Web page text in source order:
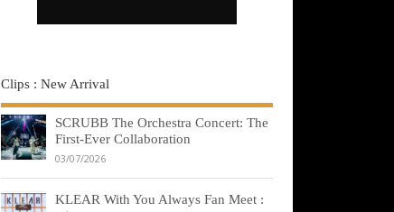
Clips : New Arrival
SCRUBB The Orchestra Concert: The
First-Ever Collaboration
03/07/2026
KLEAR With You Always Fan Meet :